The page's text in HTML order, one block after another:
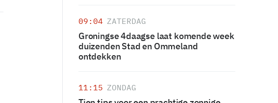
09:04 ZATERDAG
Groningse 4daagse laat komende week
duizenden Stad en Ommeland
ontdekken
11:15 ZONDAG